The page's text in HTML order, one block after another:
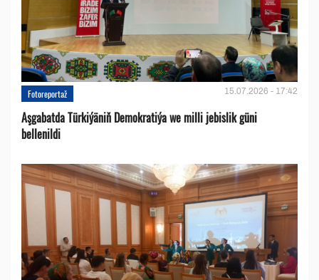
Fotoreportaž 15.07.2026 - 17:42
Aşgabatda Türkiýäniň Demokratiýa we milli jebislik güni
bellenildi